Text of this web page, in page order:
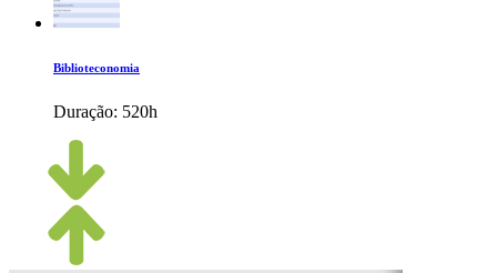
Biblioteconomia
Duração: 520h